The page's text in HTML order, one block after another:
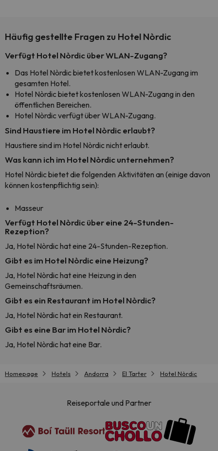
Häufig gestellte Fragen zu Hotel Nòrdic
Verfügt Hotel Nòrdic über WLAN-Zugang?
Das Hotel Nòrdic bietet kostenlosen WLAN-Zugang im
gesamten Hotel.
Hotel Nòrdic bietet kostenlosen WLAN-Zugang in den
öffentlichen Bereichen.
Hotel Nòrdic verfügt über WLAN-Zugang.
Sind Haustiere im Hotel Nòrdic erlaubt?
Haustiere sind im Hotel Nòrdic nicht erlaubt.
Was kann ich im Hotel Nòrdic unternehmen?
Hotel Nòrdic bietet die folgenden Aktivitäten an (einige davon
können kostenpflichtig sein):
Masseur
Verfügt Hotel Nòrdic über eine 24-Stunden-
Rezeption?
Ja, Hotel Nòrdic hat eine 24-Stunden-Rezeption.
Gibt es im Hotel Nòrdic eine Heizung?
Ja, Hotel Nòrdic hat eine Heizung in den
Gemeinschaftsräumen.
Gibt es ein Restaurant im Hotel Nòrdic?
Ja, Hotel Nòrdic hat ein Restaurant.
Gibt es eine Bar im Hotel Nòrdic?
Ja, Hotel Nòrdic hat eine Bar.
Homepage Hotels Andorra El Tarter Hotel Nòrdic
Reiseportale und Partner